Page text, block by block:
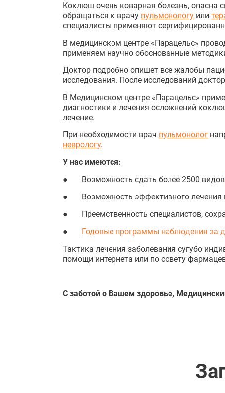
Коклюш очень коварная болезнь, опасна
обращаться к врачу пульмонологу или
специалисты применяют
В медицинском центре «Парацельс»
применяем научно обоснованные
Доктор подробно опишет все жалобы
исследования. После исследований
В Медицинском центре «Парацельс»
диагностики и лечения осложнений
лечение.
При необходимости врач пульмонолог
неврологу.
У нас имеются:
● Возможность сдать более 2500 видов
● Возможность эффективного лечения
● Преемственность специалистов,
● Годовые программы наблюдения за
Тактика лечения заболевания сугубо
помощи интернета или по совету
С заботой о Вашем здоровье,